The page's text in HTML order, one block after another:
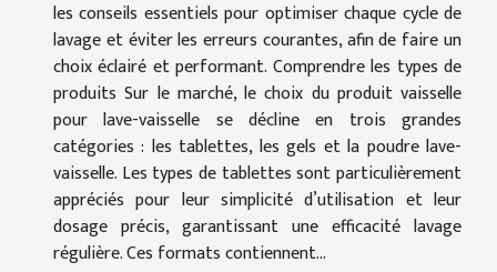
les conseils essentiels pour optimiser chaque cycle de
lavage et éviter les erreurs courantes, afin de faire un
choix éclairé et performant. Comprendre les types de
produits Sur le marché, le choix du produit vaisselle
pour lave-vaisselle se décline en trois grandes
catégories : les tablettes, les gels et la poudre lave-
vaisselle. Les types de tablettes sont particulièrement
appréciés pour leur simplicité d’utilisation et leur
dosage précis, garantissant une efficacité lavage
régulière. Ces formats contiennent...